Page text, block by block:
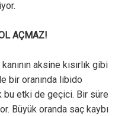
AÇMAZ!
aksine kısırlık gibi
bir oranında libido
bu etki de geçici. Bir süre
Büyük oranda saç kaybı